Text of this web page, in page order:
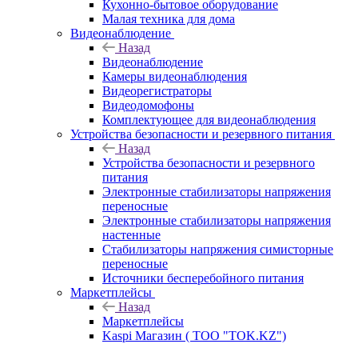
Кухонно-бытовое оборудование
Малая техника для дома
Видеонаблюдение
Назад
Видеонаблюдение
Камеры видеонаблюдения
Видеорегистраторы
Видеодомофоны
Комплектующее для видеонаблюдения
Устройства безопасности и резервного питания
Назад
Устройства безопасности и резервного
питания
Электронные стабилизаторы напряжения
переносные
Электронные стабилизаторы напряжения
настенные
Стабилизаторы напряжения симисторные
переносные
Источники бесперебойного питания
Маркетплейсы
Назад
Маркетплейсы
Kaspi Магазин ( ТОО "TOK.KZ")